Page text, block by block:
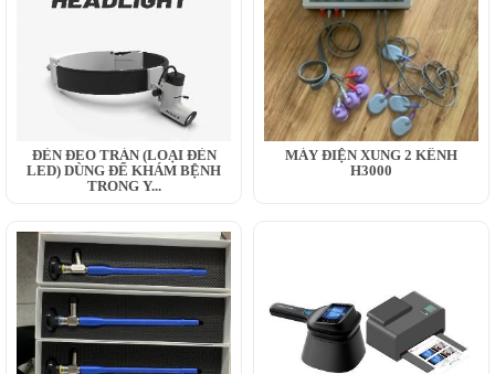
ĐÈN ĐEO TRÁN (LOẠI ĐÈN
LED) DÙNG ĐỂ KHÁM BỆNH
TRONG Y...
MÁY ĐIỆN XUNG 2 KÊNH
H3000